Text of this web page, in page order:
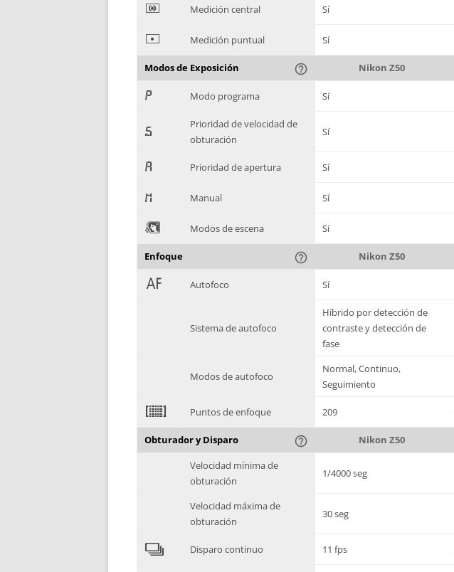
* Medición central Sí
+ Medición puntual Sí
Modos de Exposición help_outline Nikon Z50
, Modo programa Sí
-
Prioridad de velocidad de
obturación
Sí
. Prioridad de apertura Sí
/ Manual Sí
0 Modos de escena Sí
Enfoque help_outline Nikon Z50
1 Autofoco Sí
Sistema de autofoco
Híbrido por detección de
contraste y detección de
fase
Modos de autofoco
Normal, Continuo,
Seguimiento
2 Puntos de enfoque 209
Obturador y Disparo help_outline Nikon Z50
Velocidad mínima de
obturación
1/4000 seg
Velocidad máxima de
obturación
30 seg
4 Disparo continuo 11 fps